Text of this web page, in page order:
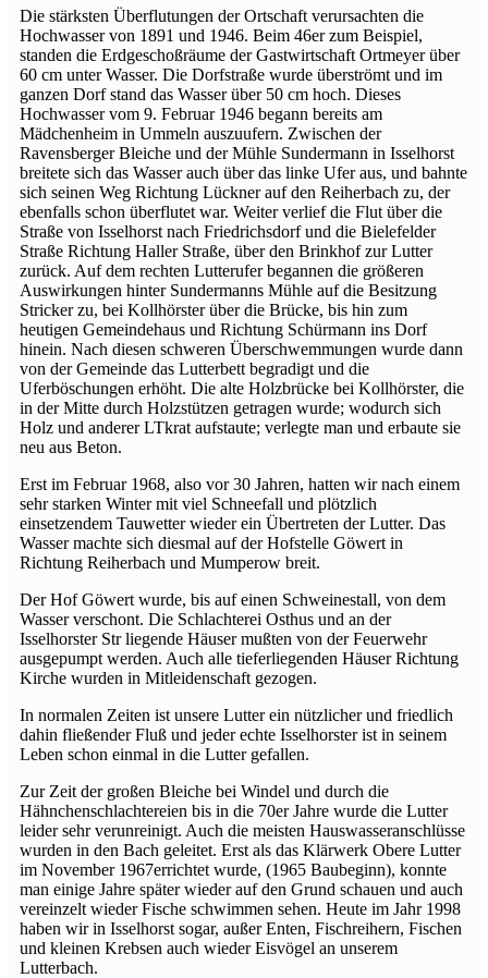
Die stärksten Überflutungen der Ortschaft verursachten die
Hoch­wasser von 1891 und 1946. Beim 46er zum Beispiel,
standen die Erd­geschoßräume der Gastwirtschaft Ortmeyer über
60 cm unter Was­ser. Die Dorfstraße wurde überströmt und im
ganzen Dorf stand das Wasser über 50 cm hoch. Dieses
Hochwasser vom 9. Februar 1946 begann bereits am
Mädchenheim in Ummeln auszuufern. Zwischen der
Ravensberger Bleiche und der Mühle Sundermann in Isselhorst
breitete sich das Wasser auch über das linke Ufer aus, und bahnte
sich seinen Weg Richtung Lückner auf den Reiherbach zu, der
ebenfalls schon überflutet war. Weiter verlief die Flut über die
Straße von Is­selhorst nach Friedrichsdorf und die Bielefelder
Straße Richtung Haller Straße, über den Brinkhof zur Lutter
zurück. Auf dem rechten Lutterufer begannen die größeren
Auswirkungen hinter Sundermanns Mühle auf die Besitzung
Stricker zu, bei Kollhörster über die Brücke, bis hin zum
heutigen Gemeindehaus und Richtung Schürmann ins Dorf
hinein. Nach diesen schweren Überschwemmungen wurde dann
von der Gemeinde das Lutterbett begradigt und die
Uferböschungen erhöht. Die alte Holzbrücke bei Kollhörster, die
in der Mitte durch Holzstützen getragen wurde; wodurch sich
Holz und anderer LTkrat aufstaute; verlegte man und erbaute sie
neu aus Beton.
Erst im Februar 1968, also vor 30 Jahren, hatten wir nach einem
sehr starken Winter mit viel Schneefall und plötzlich
einsetzendem Tau­wetter wieder ein Übertreten der Lutter. Das
Wasser machte sich diesmal auf der Hofstelle Göwert in
Richtung Reiherbach und Mum­perow breit.
Der Hof Göwert wurde, bis auf einen Schweinestall, von dem
Was­ser verschont. Die Schlachterei Osthus und an der
Isselhorster Str liegende Häuser mußten von der Feuerwehr
ausgepumpt werden. Auch alle tieferliegenden Häuser Richtung
Kirche wurden in Mitleiden­schaft gezogen.
In normalen Zeiten ist unsere Lutter ein nützlicher und friedlich
da­hin fließender Fluß und jeder echte Isselhorster ist in seinem
Leben schon einmal in die Lutter gefallen.
Zur Zeit der großen Bleiche bei Windel und durch die
Hähnchen­schlachtereien bis in die 70er Jahre wurde die Lutter
leider sehr ver­unreinigt. Auch die meisten Hauswasseranschlüsse
wurden in den Bach geleitet. Erst als das Klärwerk Obere Lutter
im November 1967errichtet wurde, (1965 Baubeginn), konnte
man einige Jahre spä­ter wieder auf den Grund schauen und auch
vereinzelt wieder Fische schwimmen sehen. Heute im Jahr 1998
haben wir in Isselhorst sogar, außer Enten, Fischreihern, Fischen
und kleinen Krebsen auch wieder Eisvögel an unserem
Lutterbach.